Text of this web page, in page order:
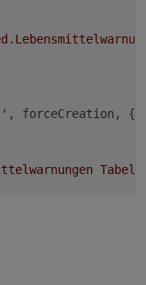
, forceCreation, {